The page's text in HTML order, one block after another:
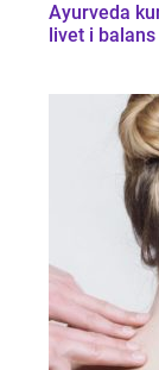
Ayurveda kunskapen om
livet i balans